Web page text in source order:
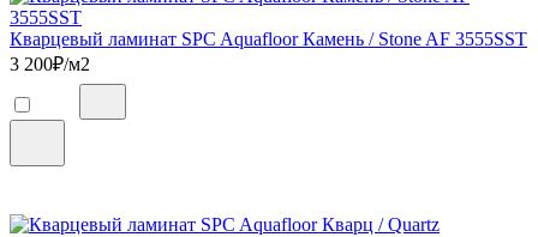
Кварцевый ламинат SPC Aquafloor Камень / Stone AF 3555SST
3 200₽/м2